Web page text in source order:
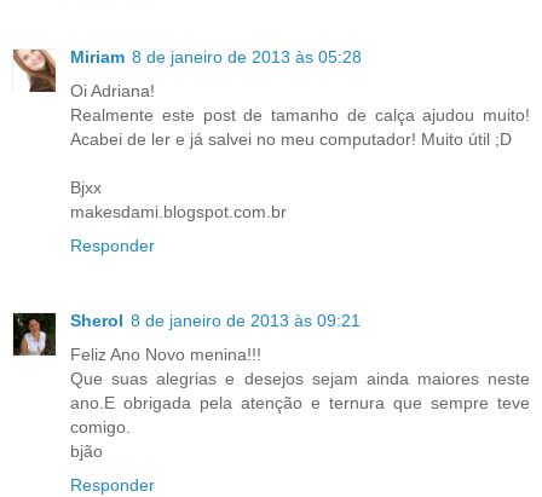
Miriam 8 de janeiro de 2013 às 05:28
Oi Adriana!
Realmente este post de tamanho de calça ajudou muito!
Acabei de ler e já salvei no meu computador! Muito útil ;D
Bjxx
makesdami.blogspot.com.br
Responder
Sherol 8 de janeiro de 2013 às 09:21
Feliz Ano Novo menina!!!
Que suas alegrias e desejos sejam ainda maiores neste
ano.E obrigada pela atenção e ternura que sempre teve
comigo.
bjão
Responder